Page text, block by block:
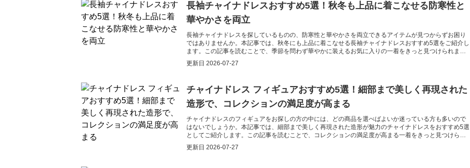
長袖チャイナドレスおすすめ5選！秋冬も上品に着こなせる防寒性と
華やかさを両立
長袖チャイナドレスを探しているものの、防寒性と華やかさを両立できるアイテムが見つからずお困り
ではありませんか。本記事では、秋冬にも上品に着こなせる長袖チャイナドレスおすすめ5選をご紹介し
ます。この記事を読むことで、季節を問わず華やかに装えるお気に入りの一着をきっと見つけられま
す。
更新日 2026-07-27
チャイナドレス フィギュアおすすめ5選！細部まで美しく再現された
造形で、コレクションの満足度が高まる
チャイナドレスのフィギュアをお探しの方の中には、どの商品を選べばよいか迷っている方も多いので
はないでしょうか。本記事では、細部まで美しく再現された造形が魅力のチャイナドレスをおすすめ5選
としてご紹介します。この記事を読むことで、コレクションの満足度が高まる一着をきっと見つけられ
ます。
更新日 2026-07-27